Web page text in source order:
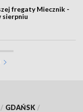
fregaty Miecznik -
sierpniu
/ GDAŃSK /